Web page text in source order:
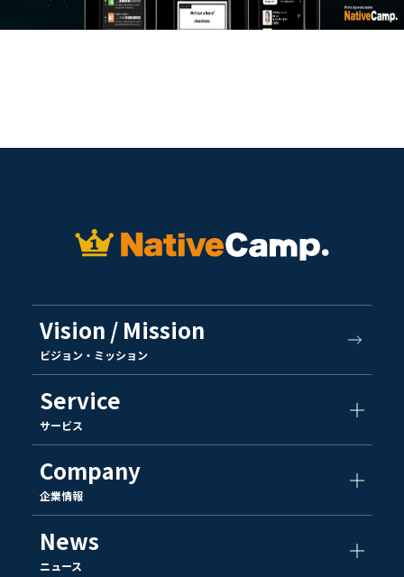
Vision / Mission
ビジョン・ミッション
Service
サービス
Company
企業情報
News
ニュース